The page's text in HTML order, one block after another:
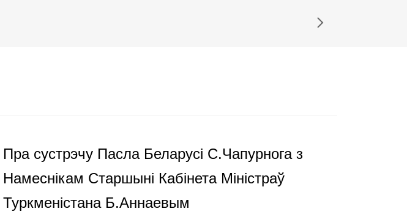
Пра сустрэчу Пасла Беларусі С.Чапурнога з
Намеснікам Старшыні Кабінета Міністраў
Туркменістана Б.Аннаевым